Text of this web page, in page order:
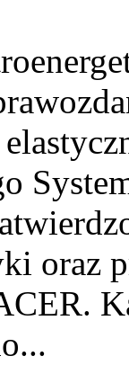
oraz